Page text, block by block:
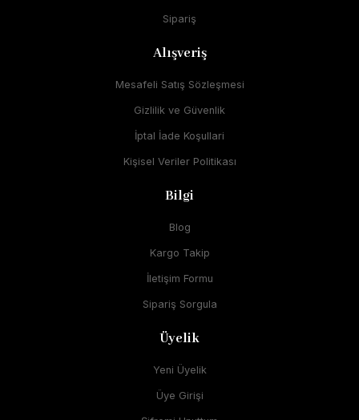
Sipariş
Alışveriş
Mesafeli Satış Sözleşmesi
Gizlilik ve Güvenlik
İptal İade Koşullari
Kişisel Veriler Politikası
Bilgi
Blog
Kargo Takip
İletişim Formu
Sipariş Sorgula
Üyelik
Yeni Üyelik
Üye Girişi